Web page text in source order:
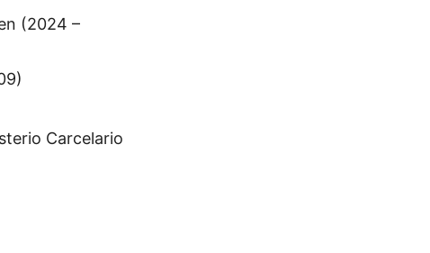
(2024 –
Carcelario